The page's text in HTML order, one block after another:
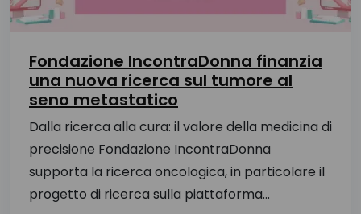
mammaria.
Dove trovare i centri di senologia in
Italia?
Nella presente sezione del sito Fondazione
IncontraDonna, sono elencati i centri di senologia
in Italia che soddisfano i criteri minimi, grazie
all'elaborazione dei dati del PNE – Piano Nazionale
Esiti, a cura di Agenas.
Fondazione IncontraDonna finanzia
una nuova ricerca sul tumore al
seno metastatico
Dalla ricerca alla cura: il valore della medicina di
precisione Fondazione IncontraDonna
supporta la ricerca oncologica, in particolare il
progetto di ricerca sulla piattaforma...